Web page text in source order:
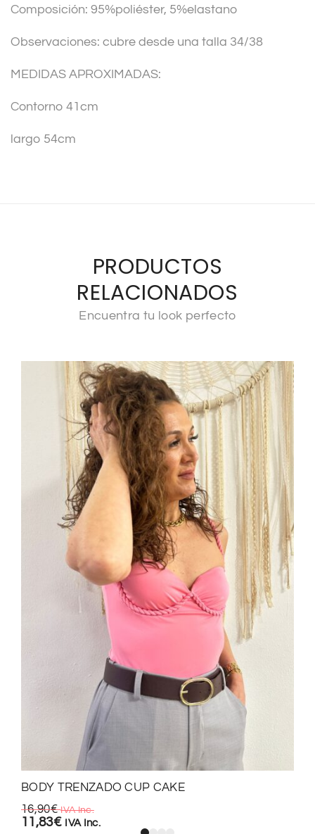
e
:
Composición: 95%poliéster, 5%elastano
Observaciones: cubre desde una talla 34/38
MEDIDAS APROXIMADAS:
Contorno 41cm
largo 54cm
PRODUCTOS
RELACIONADOS
Encuentra tu look perfecto
BODY TRENZADO CUP CAKE
16,90€ IVA Inc.
11,83€ IVA Inc.